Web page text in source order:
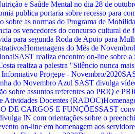
e Saúde Mental no dia 28 de
publica portaria sobre recesso para
sobre as normas do Programa de
os vencedores do concurso cultural de
para segunda Roda de Apoio para
Homenagens do Mês de Novembro
SAST realiza encontro on-line sobre
realiza a palestra "Silêncio nunca
Progepe - Novembro/2020
do Novembro Azul SAST divulga
sobre assuntos referentes ao PRIQ e
Atividades Docentes (RADOC)
DE CARGOS E FUNÇÕESSAST
IN com orientações sobre o
on-line em homenagem aos